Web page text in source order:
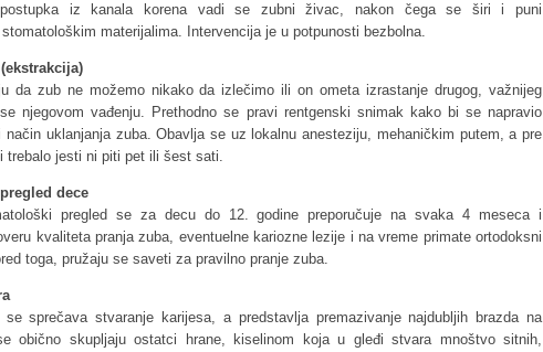
iz kanala korena vadi se zubni živac, nakon čega se širi i puni
materijalima. Intervencija je u potpunosti bezbolna.
da zub ne možemo nikako da izlečimo ili on ometa izrastanje drugog, važnijeg
njegovom vađenju. Prethodno se pravi rentgenski snimak kako bi se napravio
način uklanjanja zuba. Obavlja se uz lokalnu anesteziju, mehaničkim putem, a pre
trebalo jesti ni piti pet ili šest sati.
dece
pregled se za decu do 12. godine preporučuje na svaka 4 meseca i
kvaliteta pranja zuba, eventuelne kariozne lezije i na vreme primate ortodoksni
toga, pružaju se saveti za pravilno pranje zuba.
se sprečava stvaranje karijesa, a predstavlja premazivanje najdubljih brazda na
obično skupljaju ostatci hrane, kiselinom koja u gleđi stvara mnoštvo sitnih,